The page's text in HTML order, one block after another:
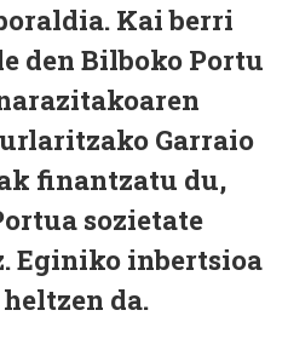
Kai berri
den Bilboko Portu
Garraio
finantzatu du,
sozietate
Eginiko inbertsioa
da.